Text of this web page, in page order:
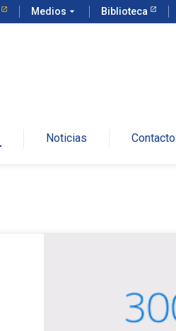
Medios arrow_drop_down Biblioteca
Noticias Contacto